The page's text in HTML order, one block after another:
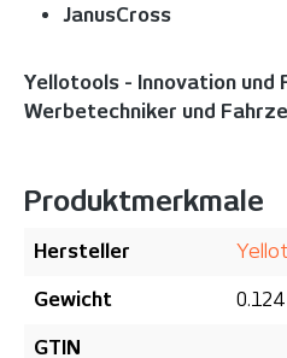
JanusCross
Yellotools - Innovation und
Werbetechniker und
Produktmerkmale
Hersteller
Gewicht
GTIN